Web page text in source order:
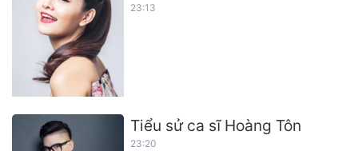
23:13
Tiểu sử ca sĩ Hoàng Tôn
23:20